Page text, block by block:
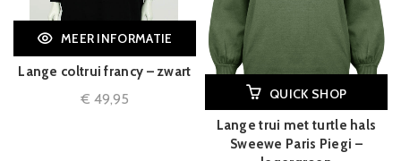
MEER INFORMATIE
Lange coltrui francy – zwart
€ 49,95
QUICK SHOP
Lange trui met turtle hals
Sweewe Paris Piegi –